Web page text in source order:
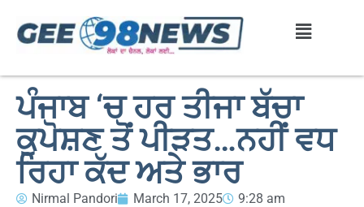
ਪੰਜਾਬ ‘ਚ ਹਰ ਤੀਜਾ ਬੱਚਾ
ਕੁਪੋਸ਼ਣ ਤੋਂ ਪੀੜਤ…ਨਹੀਂ ਵਧ
ਰਿਹਾ ਕੱਦ ਅਤੇ ਭਾਰ
Nirmal Pandori March 17, 2025
9:28 am